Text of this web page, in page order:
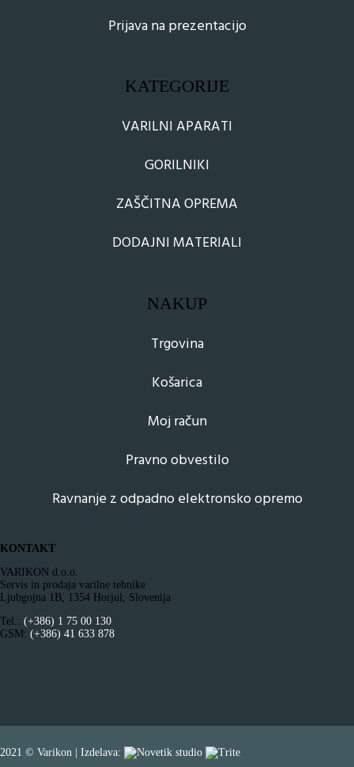
Prijava na prezentacijo
KATEGORIJE
VARILNI APARATI
GORILNIKI
ZAŠČITNA OPREMA
DODAJNI MATERIALI
NAKUP
Trgovina
Košarica
Moj račun
Pravno obvestilo
Ravnanje z odpadno elektronsko opremo
KONTAKT
VARIKON d.o.o.
Servis in prodaja varilne tehnike
Ljubgojna 1B, 1354 Horjul, Slovenija
Tel.: (+386) 1 75 00 130
GSM: (+386) 41 633 878
2021 © Varikon | Izdelava: